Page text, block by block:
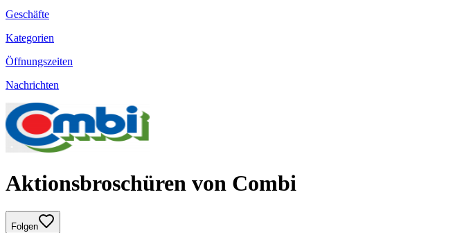
Geschäfte
Kategorien
Öffnungszeiten
Nachrichten
Aktionsbroschüren von Combi
Folgen